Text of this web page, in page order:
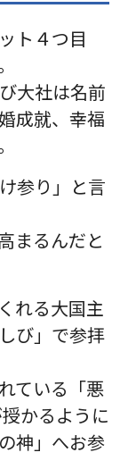
ト４つ目
大社は名前
成就、幸福
参り」と言
まるんだと
れる大国主
び」で参拝
ている「悪
かるように
神」へお参